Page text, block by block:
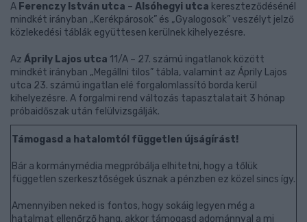
A Ferenczy István utca – Alsóhegyi utca kereszteződésénél
mindkét irányban „Kerékpárosok” és „Gyalogosok” veszélyt jelző
közlekedési táblák együttesen kerülnek kihelyezésre.
Az Áprily Lajos utca 11/A – 27. számú ingatlanok között
mindkét irányban „Megállni tilos” tábla, valamint az Áprily Lajos
utca 23. számú ingatlan elé forgalomlassító borda kerül
kihelyezésre. A forgalmi rend változás tapasztalatait 3 hónap
próbaidőszak után felülvizsgálják.
Támogasd a hatalomtól független újságírást!
Bár a kormánymédia megpróbálja elhitetni, hogy a tőlük
független szerkesztőségek úsznak a pénzben ez közel sincs így.
Amennyiben neked is fontos, hogy sokáig legyen még a
hatalmat ellenőrző hang, akkor támogasd adománnyal a mi